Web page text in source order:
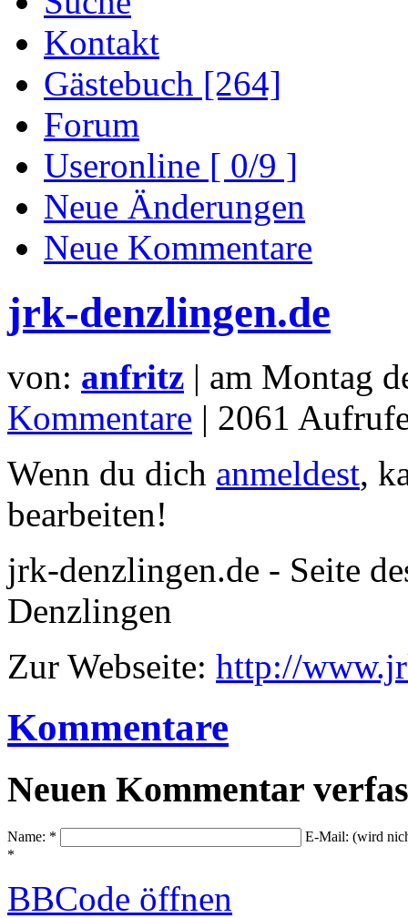
Kontakt
Gästebuch [264]
Forum
Useronline [ 0/9 ]
Neue Änderungen
Neue Kommentare
jrk-denzlingen.de
von: anfritz | am Montag
Kommentare | 2061
Wenn du dich anmeldest,
bearbeiten!
jrk-denzlingen.de - Seite
Denzlingen
Zur Webseite: http://
Kommentare
Neuen Kommentar
Name: *
E-Mail: (wird
*
BBCode öffnen